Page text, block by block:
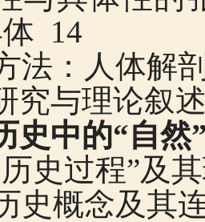
14
法：人体解
究与理论叙
史中的“自然
史过程”及
史概念及其